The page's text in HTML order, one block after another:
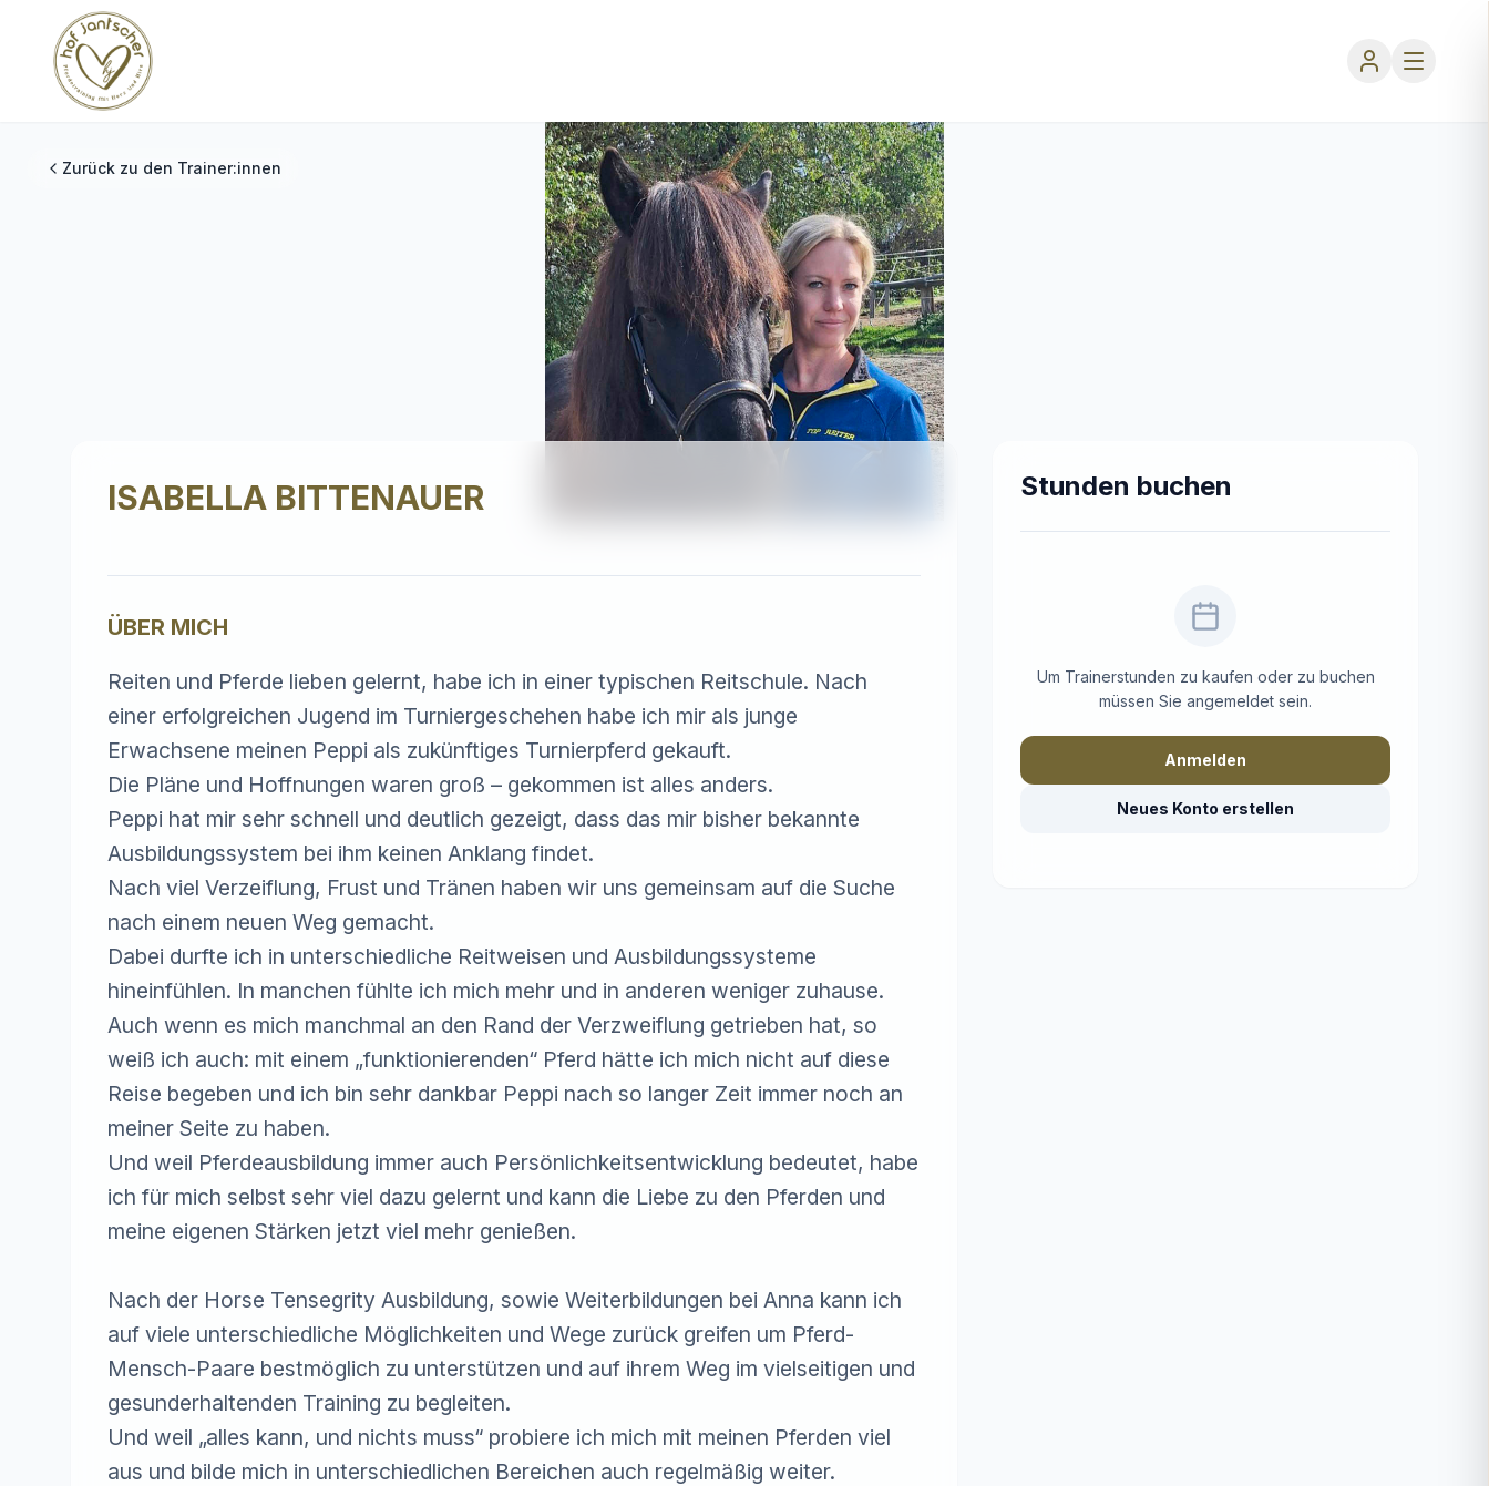
Zurück zu den Trainer:innen
ISABELLA BITTENAUER
ÜBER MICH
Reiten und Pferde lieben gelernt, habe ich in einer typischen Reitschule. Nach
einer erfolgreichen Jugend im Turniergeschehen habe ich mir als junge
Erwachsene meinen Peppi als zukünftiges Turnierpferd gekauft.
Die Pläne und Hoffnungen waren groß – gekommen ist alles anders.
Peppi hat mir sehr schnell und deutlich gezeigt, dass das mir bisher bekannte
Ausbildungssystem bei ihm keinen Anklang findet.
Nach viel Verzeiflung, Frust und Tränen haben wir uns gemeinsam auf die Suche
nach einem neuen Weg gemacht.
Dabei durfte ich in unterschiedliche Reitweisen und Ausbildungssysteme
hineinfühlen. In manchen fühlte ich mich mehr und in anderen weniger zuhause.
Auch wenn es mich manchmal an den Rand der Verzweiflung getrieben hat, so
weiß ich auch: mit einem „funktionierenden“ Pferd hätte ich mich nicht auf diese
Reise begeben und ich bin sehr dankbar Peppi nach so langer Zeit immer noch an
meiner Seite zu haben.
Und weil Pferdeausbildung immer auch Persönlichkeitsentwicklung bedeutet, habe
ich für mich selbst sehr viel dazu gelernt und kann die Liebe zu den Pferden und
meine eigenen Stärken jetzt viel mehr genießen.
Nach der Horse Tensegrity Ausbildung, sowie Weiterbildungen bei Anna kann ich
auf viele unterschiedliche Möglichkeiten und Wege zurück greifen um Pferd-
Mensch-Paare bestmöglich zu unterstützen und auf ihrem Weg im vielseitigen und
gesunderhaltenden Training zu begleiten.
Und weil „alles kann, und nichts muss“ probiere ich mich mit meinen Pferden viel
aus und bilde mich in unterschiedlichen Bereichen auch regelmäßig weiter.
Stunden buchen
Um Trainerstunden zu kaufen oder zu buchen
müssen Sie angemeldet sein.
Anmelden
Neues Konto erstellen